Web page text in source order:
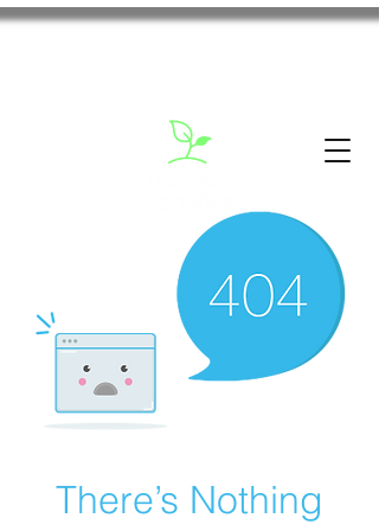
There’s Nothing